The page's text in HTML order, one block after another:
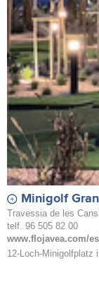
Minigolf
Travessia de les
telf. 96 505 82 00
www.flojavea.com/
12-Loch-Minigolfplatz